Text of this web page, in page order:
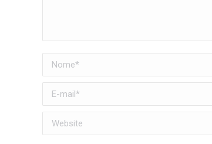
Nome *
E-mail *
Website